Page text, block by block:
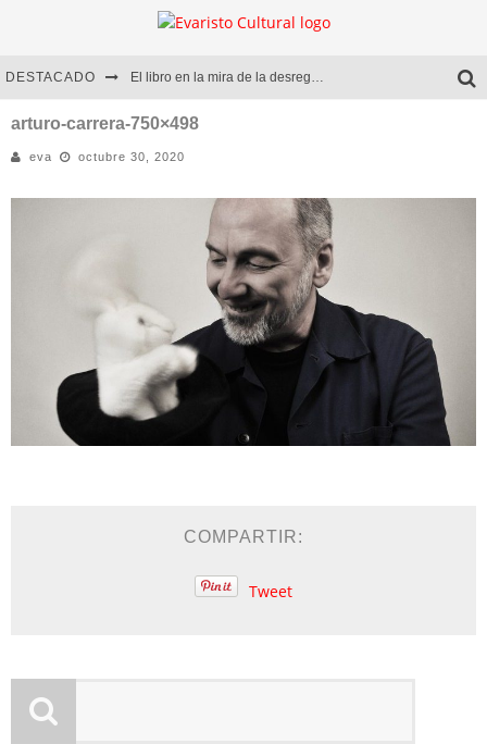
DESTACADO El libro en la mira de la desregulación
Marcelo Rubio | El llovedor
Diego Meret | Hotel Acapulco
Alejandra Correa | La nieve
arturo-carrera-750×498
eva octubre 30, 2020
COMPARTIR:
Tweet